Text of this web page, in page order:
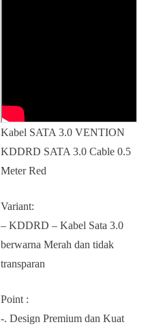
Kabel SATA 3.0 VENTION
KDDRD SATA 3.0 Cable 0.5
Meter Red
Variant:
– KDDRD – Kabel Sata 3.0
berwarna Merah dan tidak
transparan
Point :
-. Design Premium dan Kuat